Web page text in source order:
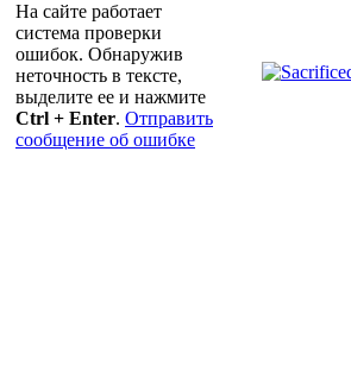
На сайте работает
система проверки
ошибок. Обнаружив
неточность в тексте,
выделите ее и нажмите
Ctrl + Enter. Отправить
сообщение об ошибке